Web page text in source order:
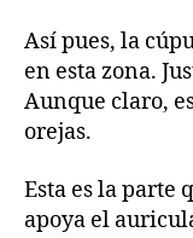
Así pues, la
en esta zona.
Aunque claro,
orejas.
Esta es la parte
apoya el